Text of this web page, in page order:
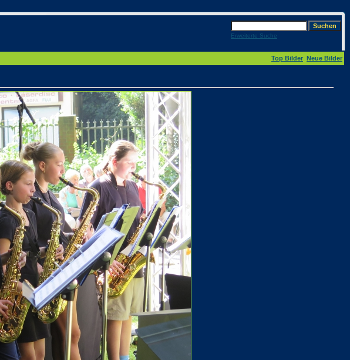
Erweiterte Suche
Top Bilder Neue Bilder